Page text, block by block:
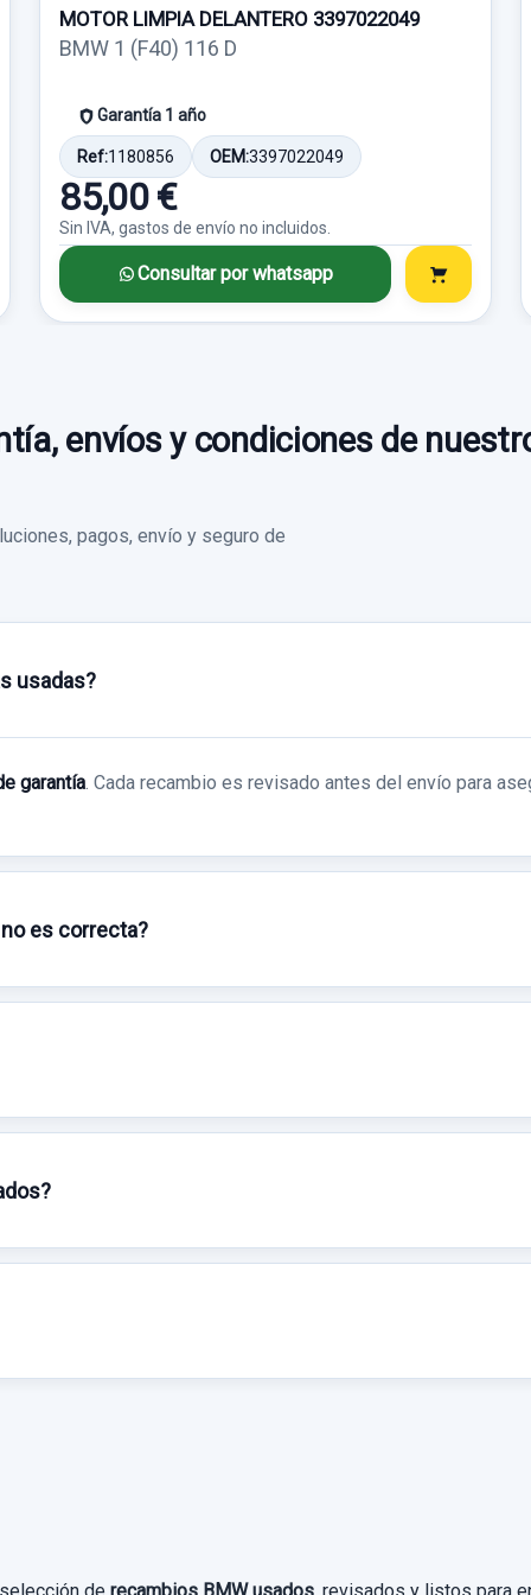
Consultar por
whatsapp
Consultar por
whatsapp
MOTOR LIMPIA DELANTERO 3397022049
BMW 1 (F40) 116 D
Garantía 1 año
Ref:1180856 OEM:3397022049
85,00 €
Sin IVA, gastos de envío no incluidos.
Consultar por whatsapp
envíos y condiciones de
pagos, envío y seguro de
usadas?
garantía. Cada recambio es revisado antes del envío para
es correcta?